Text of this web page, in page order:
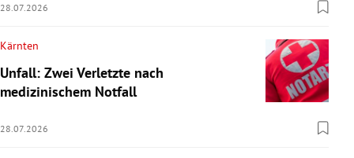
28.07.2026
Kärnten
Unfall: Zwei Verletzte nach
medizinischem Notfall
28.07.2026